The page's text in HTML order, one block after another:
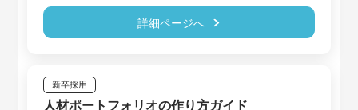
詳細ページへ
新卒採用
人材ポートフォリオの作り方ガイド